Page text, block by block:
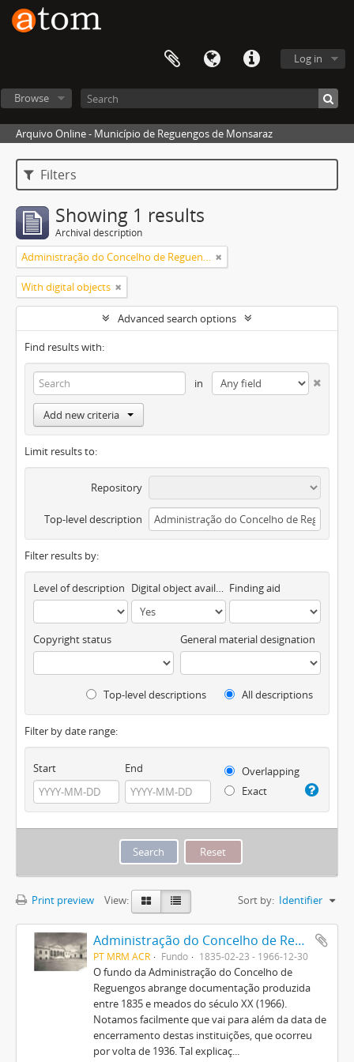
Log in
Browse
Arquivo Online - Município de Reguengos de Monsaraz
Filters
Showing 1 results
Archival description
Administração do Concelho de Reguengos
With digital objects
Advanced search options
Find results with:
in
Add new criteria
Limit results to:
Repository
Top-level description
Filter results by:
Level of description Digital object available Finding aid
Copyright status General material designation
Top-level descriptions All descriptions
Filter by date range:
Start End
Overlapping
Exact
Print preview View: Sort by: Identifier
Administração do Concelho de Reguengos
PT MRM ACR Fundo 1835-02-23 - 1966-12-30
O fundo da Administração do Concelho de
Reguengos abrange documentação produzida
entre 1835 e meados do século XX (1966).
Notamos facilmente que vai para além da data de
encerramento destas instituições, que ocorreu
por volta de 1936. Tal explicaç...